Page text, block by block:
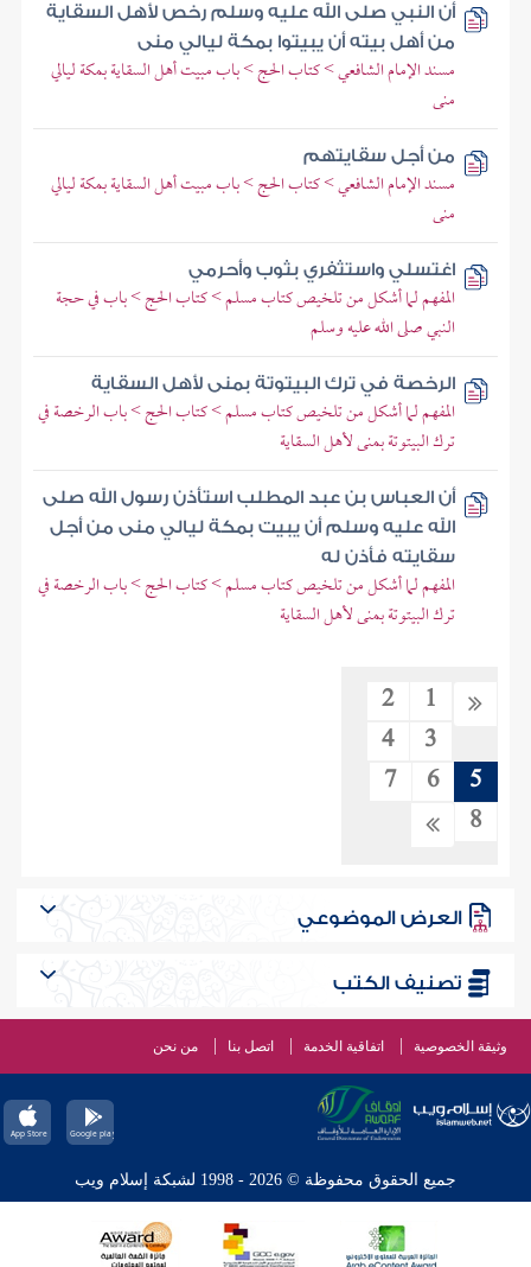
أن النبي صلى الله عليه وسلم رخص لأهل السقاية
من أهل بيته أن يبيتوا بمكة ليالي منى
مسند الإمام الشافعي > كتاب الحج > باب مبيت أهل السقاية بمكة ليالي
منى
من أجل سقايتهم
مسند الإمام الشافعي > كتاب الحج > باب مبيت أهل السقاية بمكة ليالي
منى
اغتسلي واستثفري بثوب وأحرمي
المفهم لما أشكل من تلخيص كتاب مسلم > كتاب الحج > باب في حجة
النبي صلى الله عليه وسلم
الرخصة في ترك البيتوتة بمنى لأهل السقاية
المفهم لما أشكل من تلخيص كتاب مسلم > كتاب الحج > باب الرخصة في
ترك البيتوتة بمنى لأهل السقاية
أن العباس بن عبد المطلب استأذن رسول الله صلى
الله عليه وسلم أن يبيت بمكة ليالي منى من أجل
سقايته فأذن له
المفهم لما أشكل من تلخيص كتاب مسلم > كتاب الحج > باب الرخصة في
ترك البيتوتة بمنى لأهل السقاية
1
2
3
4
5
6
7
8
العرض الموضوعي
تصنيف الكتب
وثيقة الخصوصية اتفاقية الخدمة اتصل بنا من نحن
جميع الحقوق محفوظة © 2026 - 1998 لشبكة إسلام ويب